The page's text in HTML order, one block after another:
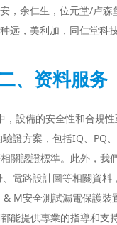
，余仁生，位元堂/卢森
远，美利加，同仁堂科
、资料服务
設備的安全性和合規性
證方案，包括IQ、PQ
關認證標準。此外，我
電路設計圖等相關資料
& M安全測試漏電保護裝
能提供專業的指導和支持